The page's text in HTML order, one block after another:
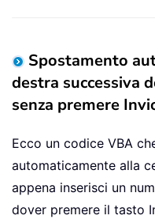
Spostamento
destra successiva
senza premere
Ecco un codice VBA
automaticamente alla
appena inserisci un
dover premere il tasto